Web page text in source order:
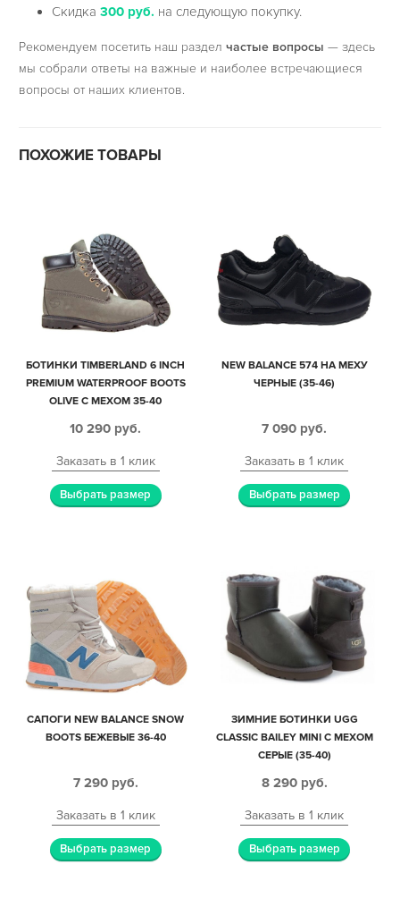
Скидка300 руб. на следующую покупку.
Рекомендуем посетить наш раздел частые вопросы — здесь
мы собрали ответы на важные и наиболее встречающиеся
вопросы от наших клиентов.
ПОХОЖИЕ ТОВАРЫ
БОТИНКИ TIMBERLAND 6 INCH
PREMIUM WATERPROOF BOOTS
OLIVE С МЕХОМ 35-40
10 290 руб.
Заказать в 1 клик
Выбрать размер
NEW BALANCE 574 НА МЕХУ
ЧЕРНЫЕ (35-46)
7 090 руб.
Заказать в 1 клик
Выбрать размер
САПОГИ NEW BALANCE SNOW
BOOTS БЕЖЕВЫЕ 36-40
7 290 руб.
Заказать в 1 клик
Выбрать размер
ЗИМНИЕ БОТИНКИ UGG
CLASSIC BAILEY MINI С МЕХОМ
СЕРЫЕ (35-40)
8 290 руб.
Заказать в 1 клик
Выбрать размер